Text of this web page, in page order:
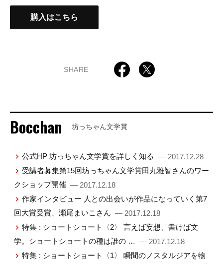
購入はこちら
SHARE
Bocchan 坊っちゃん文学賞
公式HP 坊っちゃん文学賞を詳しく知る
— 2017.12.28
受講者募集第15回坊っちゃん文学賞田丸雅智さんのワー
クショップ開催 — 2017.12.18
作家インタビュー 人との出会いが作品になっていく第7
回大賞受賞、瀬尾まいこさん — 2017.12.18
特集 : ショートショート〈2〉 言えば妄想、書けば文
学。ショートショートの種は誰の … — 2017.12.18
特集 : ショートショート〈1〉 瞬間のノスタルジアを物